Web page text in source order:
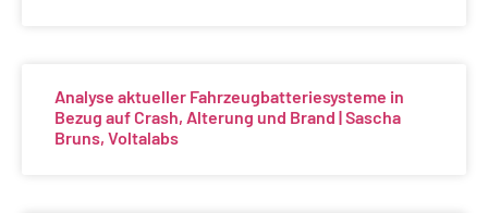
Analyse aktueller Fahrzeugbatteriesysteme in
Bezug auf Crash, Alterung und Brand | Sascha
Bruns, Voltalabs